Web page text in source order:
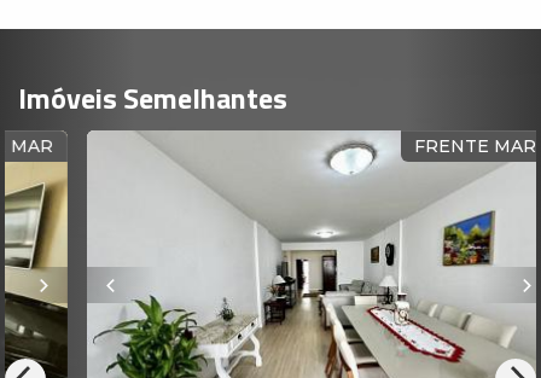
Imóveis Semelhantes
FRENTE MAR